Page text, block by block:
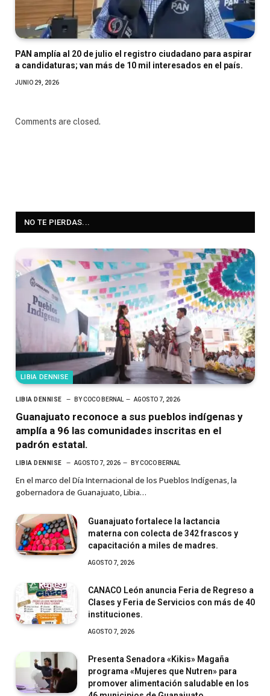
PAN amplía al 20 de julio el registro ciudadano para aspirar
a candidaturas; van más de 10 mil interesados en el país.
JUNIO 29, 2026
Comments are closed.
NO TE PIERDAS...
LIBIA DENNISE
LIBIA DENNISE BY COCO BERNAL AGOSTO 7, 2026
Guanajuato reconoce a sus pueblos indígenas y
amplía a 96 las comunidades inscritas en el
padrón estatal.
LIBIA DENNISE AGOSTO 7, 2026 BY COCO BERNAL
En el marco del Día Internacional de los Pueblos Indígenas, la
gobernadora de Guanajuato, Libia…
Guanajuato fortalece la lactancia
materna con colecta de 342 frascos y
capacitación a miles de madres.
AGOSTO 7, 2026
CANACO León anuncia Feria de Regreso a
Clases y Feria de Servicios con más de 40
instituciones.
AGOSTO 7, 2026
Presenta Senadora «Kikis» Magaña
programa «Mujeres que Nutren» para
promover alimentación saludable en los